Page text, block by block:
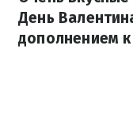
День
дополнением